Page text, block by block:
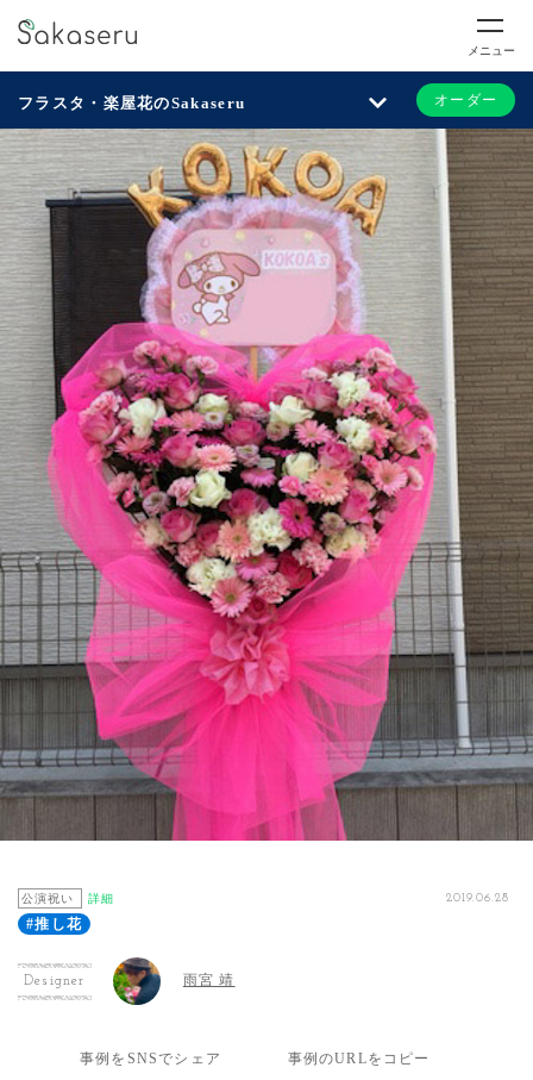
メニュー
フラスタ・楽屋花のSakaseru オーダー
公演祝い 詳細 2019.06.28
#推し花
Designer 雨宮 靖
事例をSNSでシェア 事例のURLをコピー